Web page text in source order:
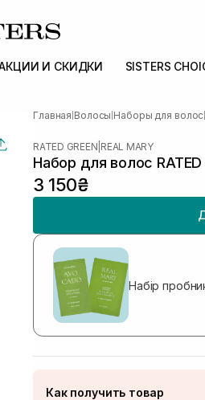
И СКИДКИ SISTERS
Главная Волосы Наборы для волос
RATED GREEN REAL MARY
Набор для волос RATED
3 150₴
Набір
Как получить товар